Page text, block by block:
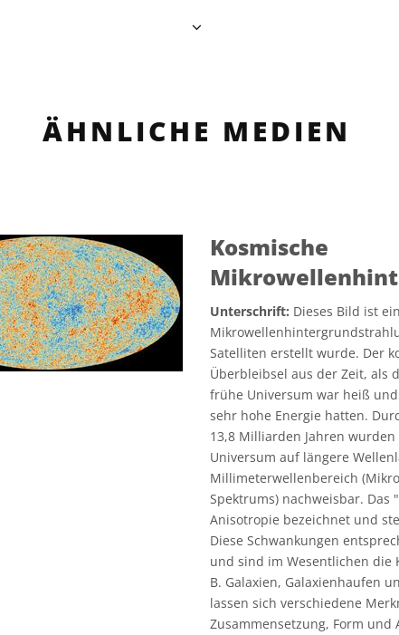
ÄHNLICHE MEDIEN
Kosmische
Unterschrift: Dieses Bild ist
Satelliten erstellt wurde. Der
Überbleibsel aus der Zeit, als
frühe Universum war heiß
sehr hohe Energie hatten.
13,8 Milliarden Jahren
Universum auf längere
Millimeterwellenbereich
Spektrums) nachweisbar.
Anisotropie bezeichnet und
Diese Schwankungen
und sind im Wesentlichen die
B. Galaxien, Galaxienhaufen
lassen sich verschiedene
Zusammensetzung, Form